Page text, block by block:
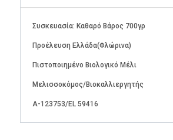
Συσκευασία: Καθαρό Βάρος 700γρ
Προέλευση Ελλάδα(Φλώρινα)
Πιστοποιημένο Βιολογικό Μέλι
Μελισσοκόμος/Βιοκαλλιεργητής
Α-123753/EL 59416